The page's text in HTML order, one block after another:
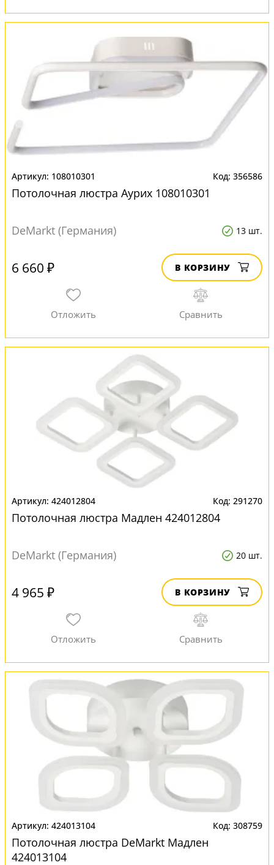
108010301 356586
Потолочная люстра Аурих 108010301
DeMarkt (Германия) 13 шт.
6 660 ₽ В КОРЗИНУ
424012804 291270
Потолочная люстра Мадлен 424012804
DeMarkt (Германия) 20 шт.
4 965 ₽ В КОРЗИНУ
424013104 308759
Потолочная люстра DeMarkt Мадлен
424013104